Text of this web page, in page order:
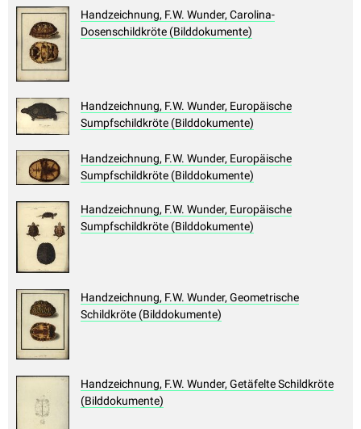
Handzeichnung, F.W. Wunder, Carolina-
Dosenschildkröte (Bilddokumente)
Handzeichnung, F.W. Wunder, Europäische
Sumpfschildkröte (Bilddokumente)
Handzeichnung, F.W. Wunder, Europäische
Sumpfschildkröte (Bilddokumente)
Handzeichnung, F.W. Wunder, Europäische
Sumpfschildkröte (Bilddokumente)
Handzeichnung, F.W. Wunder, Geometrische
Schildkröte (Bilddokumente)
Handzeichnung, F.W. Wunder, Getäfelte Schildkröte
(Bilddokumente)